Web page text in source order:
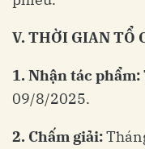
V.THỜI GIANTỔ
1.Nhận tác phẩm:
09/8/2025.
2. Chấm giải: